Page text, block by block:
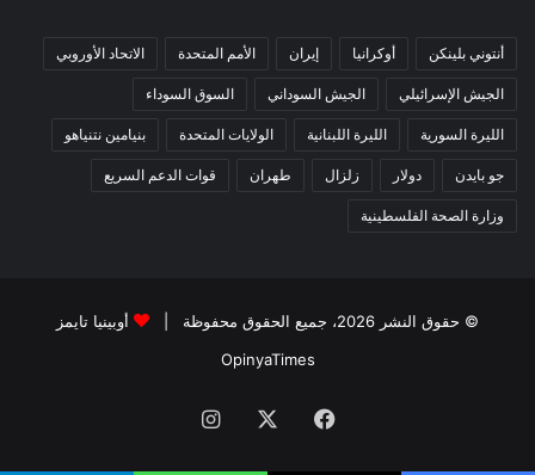
أنتوني بلينكن أوكرانيا إيران الأمم المتحدة الاتحاد الأوروبي
الجيش الإسرائيلي الجيش السوداني السوق السوداء
الليرة السورية الليرة اللبنانية الولايات المتحدة بنيامين نتنياهو
جو بايدن دولار زلزال طهران قوات الدعم السريع
وزارة الصحة الفلسطينية
© حقوق النشر 2026، جميع الحقوق محفوظة |
أوبينيا تايمز
OpinyaTimes
فيسبوك انستقرام